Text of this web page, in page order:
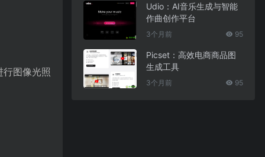
图像光照
Udio：AI音乐生成与智能
作曲创作平台
3个月前 95
Picset：高效电商商品图
生成工具
3个月前 95